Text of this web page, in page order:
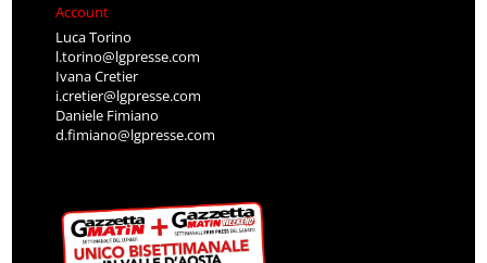
Account
Luca Torino
l.torino@lgpresse.com
Ivana Cretier
i.cretier@lgpresse.com
Daniele Fimiano
d.fimiano@lgpresse.com